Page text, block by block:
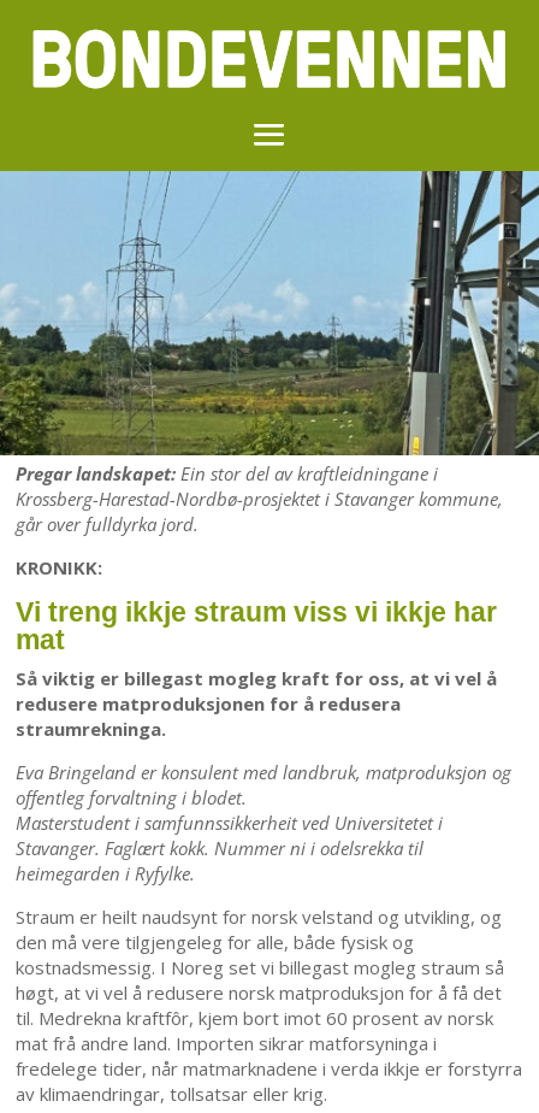
Pregar landskapet: Ein stor del av kraftleidningane i
Krossberg-Harestad-Nordbø-prosjektet i Stavanger kommune,
går over fulldyrka jord.
KRONIKK:
Vi treng ikkje straum viss vi ikkje har
mat
Så viktig er billegast mogleg kraft for oss, at vi vel å
redusere matproduksjonen for å redusera
straumrekninga.
Eva Bringeland er konsulent med landbruk, matproduksjon og
offentleg forvaltning i blodet.
Masterstudent i samfunnssikkerheit ved Universitetet i
Stavanger. Faglært kokk. Nummer ni i odelsrekka til
heimegarden i Ryfylke.
Straum er heilt naudsynt for norsk velstand og utvikling, og
den må vere tilgjengeleg for alle, både fysisk og
kostnadsmessig. I Noreg set vi billegast mogleg straum så
høgt, at vi vel å redusere norsk matproduksjon for å få det
til. Medrekna kraftfôr, kjem bort imot 60 prosent av norsk
mat frå andre land. Importen sikrar matforsyninga i
fredelege tider, når matmarknadene i verda ikkje er forstyrra
av klimaendringar, tollsatsar eller krig.